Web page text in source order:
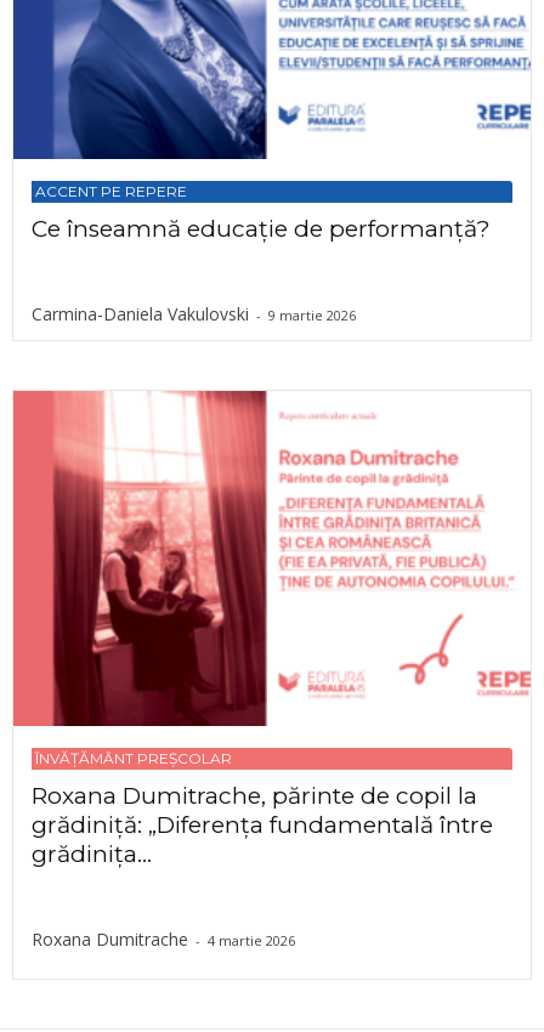
ACCENT PE REPERE
Ce înseamnă educație de performanță?
Carmina-Daniela Vakulovski - 9 martie 2026
ÎNVĂȚĂMÂNT PREȘCOLAR
Roxana Dumitrache, părinte de copil la
grădiniță: „Diferența fundamentală între
grădinița...
Roxana Dumitrache - 4 martie 2026